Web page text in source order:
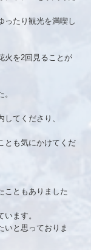
ったり観光を満喫し
火を2回見ることが
てくださり、
とも気にかけてくだ
こともありました
ます。
いと思っておりま